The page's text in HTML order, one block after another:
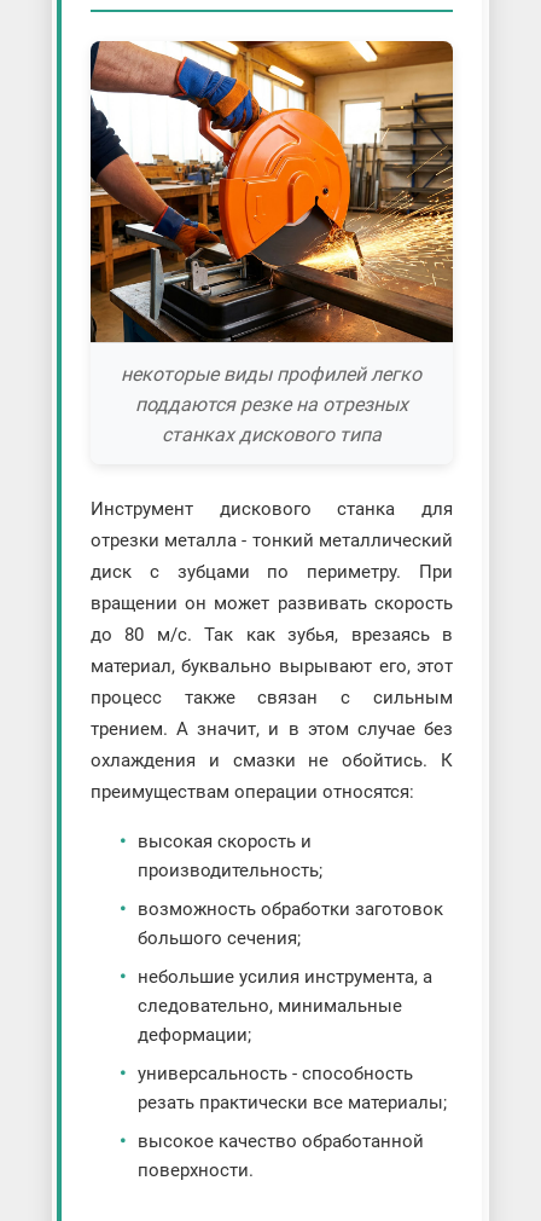
некоторые виды профилей легко
поддаются резке на отрезных
станках дискового типа
Инструмент дискового станка для
отрезки металла - тонкий металлический
диск с зубцами по периметру. При
вращении он может развивать скорость
до 80 м/с. Так как зубья, врезаясь в
материал, буквально вырывают его, этот
процесс также связан с сильным
трением. А значит, и в этом случае без
охлаждения и смазки не обойтись. К
преимуществам операции относятся:
высокая скорость и
производительность;
возможность обработки заготовок
большого сечения;
небольшие усилия инструмента, а
следовательно, минимальные
деформации;
универсальность - способность
резать практически все материалы;
высокое качество обработанной
поверхности.